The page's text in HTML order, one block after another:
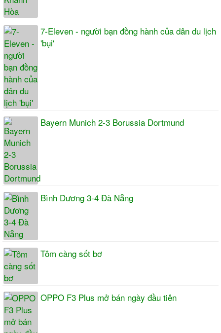
7-Eleven - người bạn đồng hành của dân du lịch
'bụi'
Bayern Munich 2-3 Borussia Dortmund
Bình Dương 3-4 Đà Nẵng
Tôm càng sốt bơ
OPPO F3 Plus mở bán ngày đầu tiên